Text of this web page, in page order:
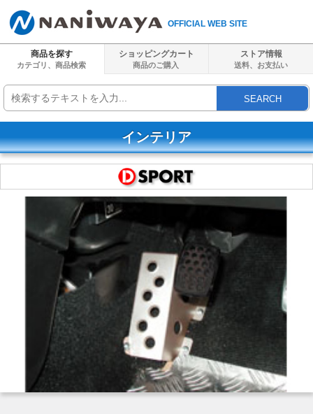
OFFICIAL WEB SITE
商品を探す
カテゴリ、商品検索
ショッピングカート
商品のご購入
ストア情報
送料、 お支払い
SEARCH
インテリア